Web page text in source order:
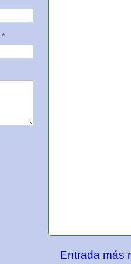
Entrada más
*